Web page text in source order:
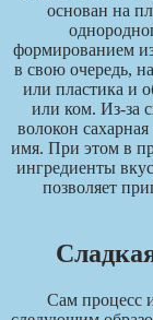
основан на
формированием
в свою очередь,
или пластика и
или ком. Из-за
волокон
имя. При этом в
ингредиенты
позволяет
Сам процесс